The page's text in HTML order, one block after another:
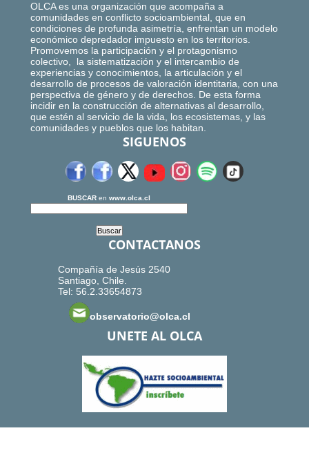
OLCA es una organización que acompaña a
comunidades en conflicto socioambiental, que en
condiciones de profunda asimetría, enfrentan un modelo
económico depredador impuesto en los territorios.
Promovemos la participación y el protagonismo
colectivo, la sistematización y el intercambio de
experiencias y conocimientos, la articulación y el
desarrollo de procesos de valoración identitaria, con una
perspectiva de género y de derechos. De esta forma
incidir en la construcción de alternativas al desarrollo,
que estén al servicio de la vida, los ecosistemas, y las
comunidades y pueblos que los habitan.
SIGUENOS
BUSCAR en www.olca.cl
CONTACTANOS
Compañía de Jesús 2540
Santiago, Chile.
Tel: 56.2.33654873
observatorio@olca.cl
UNETE AL OLCA